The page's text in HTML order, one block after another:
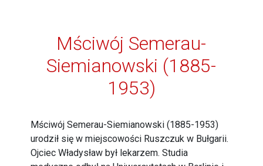
Mściwój Semerau-
Siemianowski (1885-
1953)
Mściwój Semerau-Siemianowski (1885-1953)
urodził się w miejscowości Ruszczuk w Bułgarii.
Ojciec Władysław był lekarzem. Studia